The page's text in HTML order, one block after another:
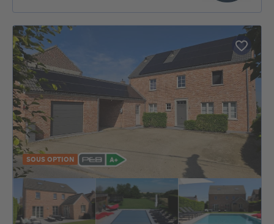
SOUS OPTION